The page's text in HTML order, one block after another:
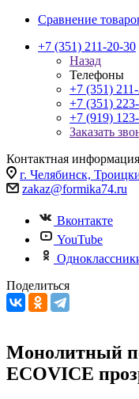
Сравнение
+7 (351) 211-20-30
Назад
Телефоны
+7 (351)
+7 (351)
+7 (919)
Заказать
Контактная информация
г. Челябинск,
zakaz@formika74.ru
Вконтакте
YouTube
Поделиться
Монолитный
ECOVICE